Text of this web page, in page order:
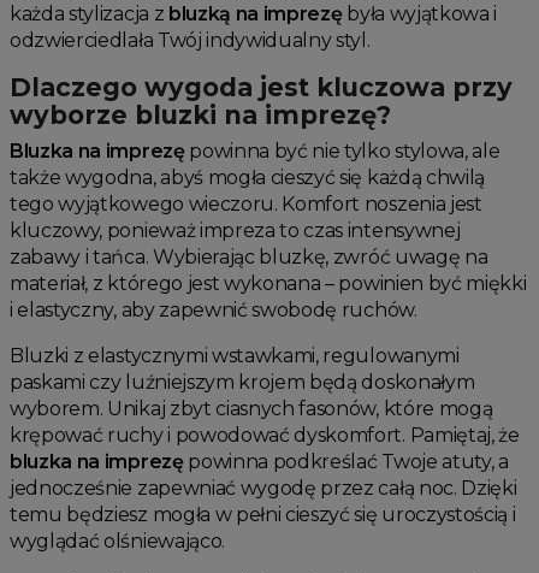
każda stylizacja z bluzką na imprezębyła wyjątkowa i
odzwierciedlała Twój indywidualny styl.
Dlaczego wygoda jest kluczowa przy
wyborze bluzki na imprezę?
Bluzka na imprezępowinna być nie tylko stylowa, ale
także wygodna, abyś mogła cieszyć się każdą chwilą
tego wyjątkowego wieczoru. Komfort noszenia jest
kluczowy, ponieważ impreza to czas intensywnej
zabawy i tańca. Wybierając bluzkę, zwróć uwagę na
materiał, z którego jest wykonana – powinien być miękki
i elastyczny, aby zapewnić swobodę ruchów.
Bluzki z elastycznymi wstawkami, regulowanymi
paskami czy luźniejszym krojem będą doskonałym
wyborem. Unikaj zbyt ciasnych fasonów, które mogą
krępować ruchy i powodować dyskomfort. Pamiętaj, że
bluzka na imprezępowinna podkreślać Twoje atuty, a
jednocześnie zapewniać wygodę przez całą noc. Dzięki
temu będziesz mogła w pełni cieszyć się uroczystością i
wyglądać olśniewająco.